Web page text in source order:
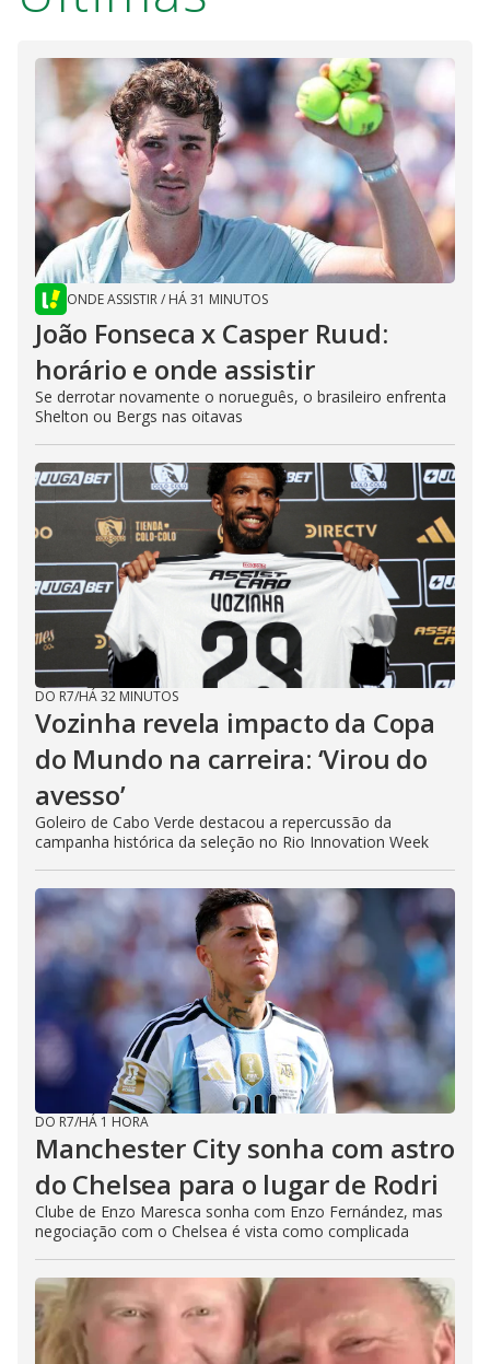
ONDE ASSISTIR/ HÁ 31 MINUTOS
João Fonseca x Casper Ruud:
horário e onde assistir
Se derrotar novamente o norueguês, o brasileiro enfrenta
Shelton ou Bergs nas oitavas
DO R7/HÁ 32 MINUTOS
Vozinha revela impacto da Copa
do Mundo na carreira: ‘Virou do
avesso’
Goleiro de Cabo Verde destacou a repercussão da
campanha histórica da seleção no Rio Innovation Week
DO R7/HÁ 1 HORA
Manchester City sonha com astro
do Chelsea para o lugar de Rodri
Clube de Enzo Maresca sonha com Enzo Fernández, mas
negociação com o Chelsea é vista como complicada